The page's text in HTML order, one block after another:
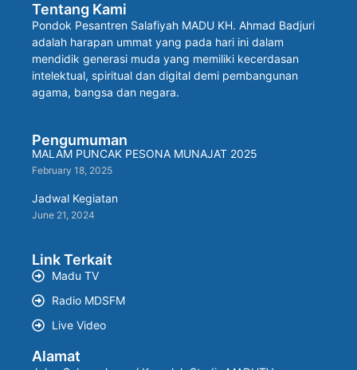
Tentang Kami
Pondok Pesantren Salafiyah MADU KH. Ahmad Badjuri
adalah harapan ummat yang pada hari ini dalam
mendidik generasi muda yang memiliki kecerdasan
intelektual, spiritual dan digital demi pembangunan
agama, bangsa dan negara.
Pengumuman
MALAM PUNCAK PESONA MUNAJAT 2025
February 18, 2025
Jadwal Kegiatan
June 21, 2024
Link Terkait
Madu TV
Radio MDSFM
Live Video
Alamat